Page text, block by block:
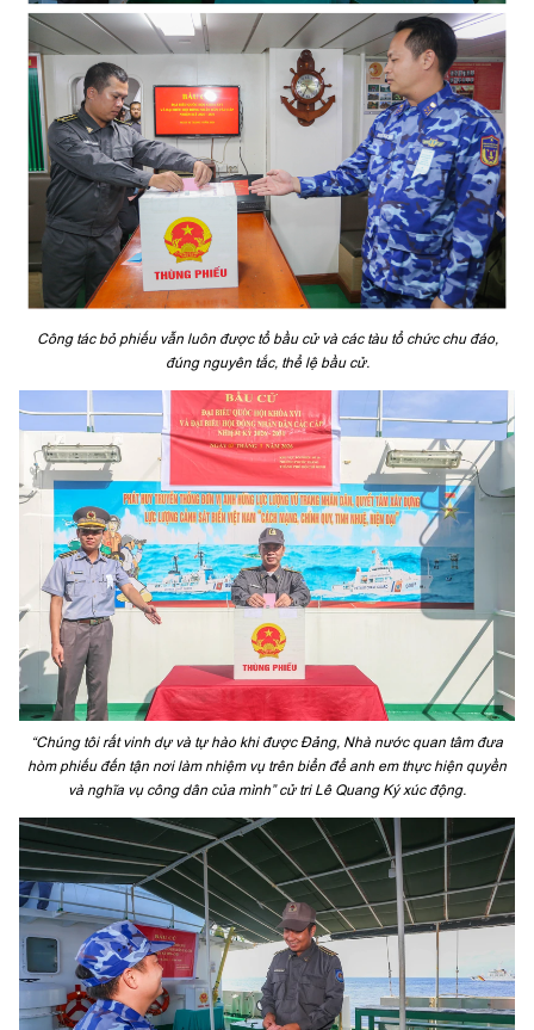
Công tác bỏ phiếu vẫn luôn được tổ bầu cử và các tàu tổ chức chu đáo,
đúng nguyên tắc, thể lệ bầu cử.
“Chúng tôi rất vinh dự và tự hào khi được Đảng, Nhà nước quan tâm đưa
hòm phiếu đến tận nơi làm nhiệm vụ trên biển để anh em thực hiện quyền
và nghĩa vụ công dân của mình” cử tri Lê Quang Ký xúc động.